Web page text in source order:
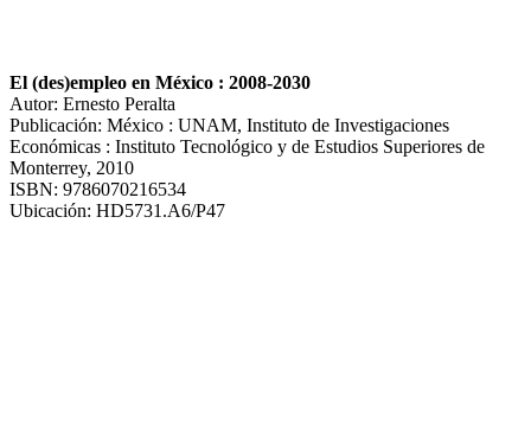
El (des)empleo en México : 2008-2030
Autor: Ernesto Peralta
Publicación: México : UNAM, Instituto de Investigaciones
Económicas : Instituto Tecnológico y de Estudios Superiores de
Monterrey, 2010
ISBN: 9786070216534
Ubicación: HD5731.A6/P47